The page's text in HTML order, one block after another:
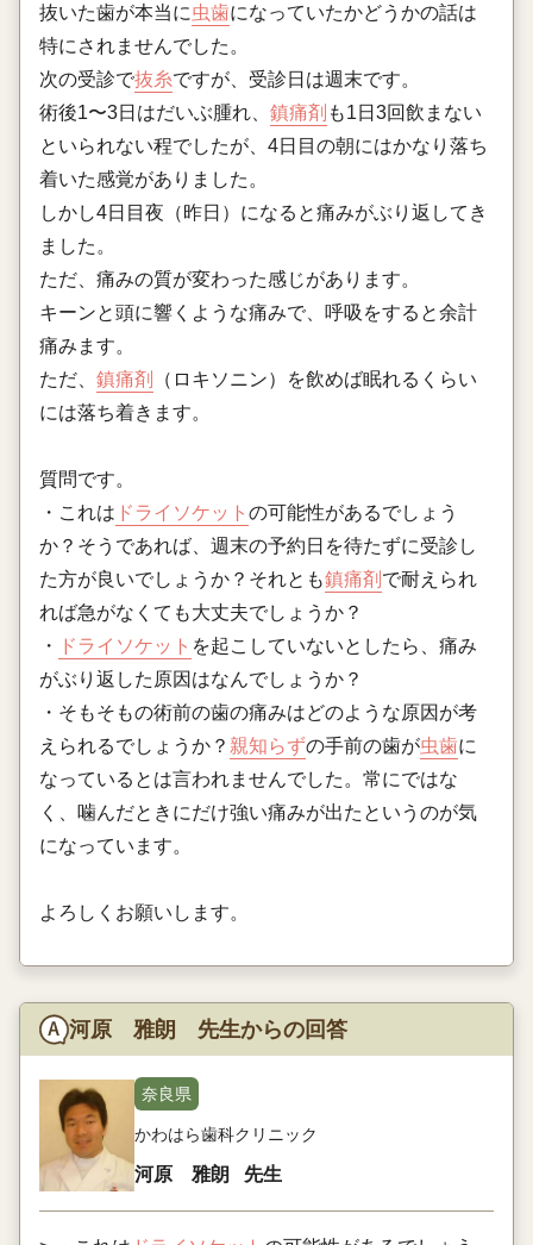
抜いた歯が本当に虫歯になっていたかどうかの話は
特にされませんでした。
次の受診で抜糸ですが、受診日は週末です。
術後1〜3日はだいぶ腫れ、 鎮痛剤 も1日3回飲まない
といられない程でしたが、4日目の朝にはかなり落ち
着いた感覚がありました。
しかし4日目夜（昨日）になると痛みがぶり返してき
ました。
ただ、痛みの質が変わった感じがあります。
キーンと頭に響くような痛みで、呼吸をすると余計
痛みます。
ただ、 鎮痛剤
（ロキソニン）を飲めば眠れるくらい
には落ち着きます。
質問です。
・これは ドライソケット の可能性があるでしょう
か？そうであれば、週末の予約日を待たずに受診し
た方が良いでしょうか？それとも鎮痛剤 で耐えられ
れば急がなくても大丈夫でしょうか？
・
ドライソケット を起こしていないとしたら、痛み
がぶり返した原因はなんでしょうか？
・そもそもの術前の歯の痛みはどのような原因が考
えられるでしょうか？ 親知らずの手前の歯が虫歯に
なっているとは言われませんでした。常にではな
く、噛んだときにだけ強い痛みが出たというのが気
になっています。
よろしくお願いします。
河原 雅朗 先生からの回答
奈良県
かわはら歯科クリニック
河原 雅朗 先生